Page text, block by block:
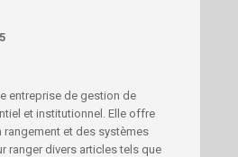
entreprise de gestion de
et institutionnel. Elle offre
rangement et des systèmes
ranger divers articles tels que